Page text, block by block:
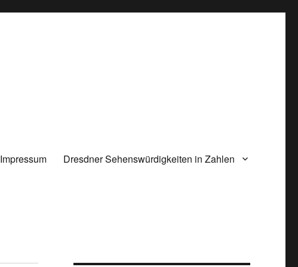
Impressum
Dresdner Sehenswürdigkeiten in Zahlen